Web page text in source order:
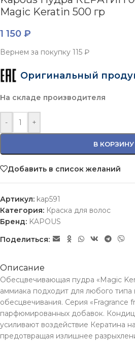
Magic Keratin 500 гр
1 150 ₽
Вернем за покупку 115 ₽
Оригинальный
На складе производителя
- +
В КОРЗИНУ
Добавить в список желаний
Артикул: kap591
Категория: Краска для волос
Бренд: KAPOUS
Поделиться:
Описание
Обесцвечивающая пудра «Magic
аммиака подходит для любого
обесцвечивания. Серия «Fragrance
парфюмированных добавок.
усиливают воздействие Кератина
предотвращая излишнее